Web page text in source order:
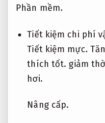
Phần mềm.
Tiết kiệm chi phí
Tiết kiệm mực.
thích tốt. giảm
hơi.
Nâng cấp.